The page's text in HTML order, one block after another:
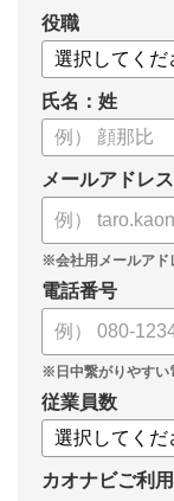
についてまとめま
役職
氏名：姓
メールアドレス
電話番号
従業員数
カオナビご利